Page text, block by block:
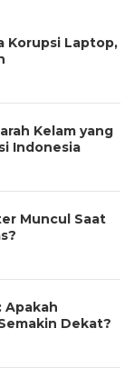
Korupsi Laptop,
Kelam yang
Indonesia
Muncul Saat
Apakah
Dekat?